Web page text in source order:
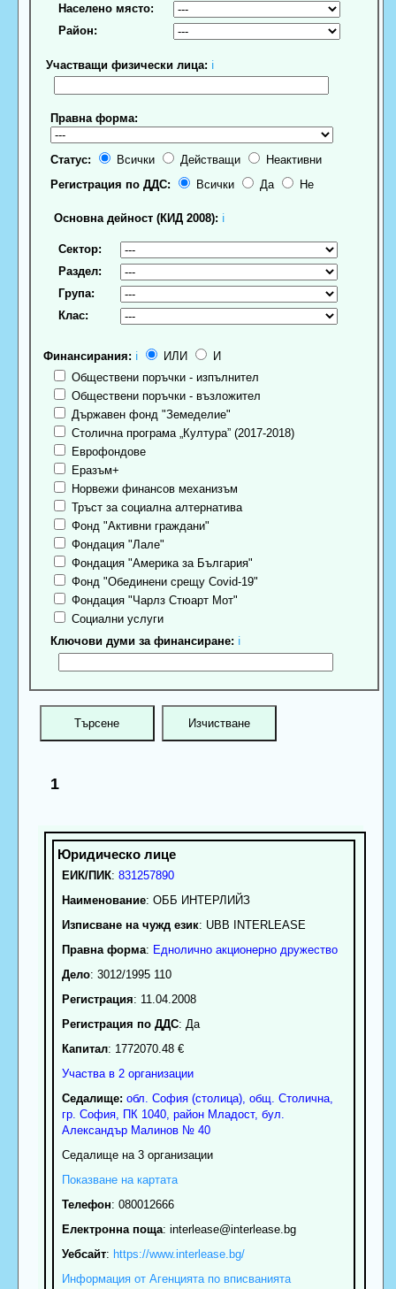
Населено място:
Район:
Участващи физически лица: ℹ
Правна форма:
Статус: Всички Действащи
Неактивни
Регистрация по ДДС:
Всички Да Не
Основна дейност (КИД 2008): ℹ
Сектор:
Раздел:
Група:
Клас:
Финансирания: ℹ ИЛИ
И
Обществени поръчки - изпълнител
Обществени поръчки - възложител
Държавен фонд "Земеделие"
Столична програма „Култура” (2017-2018)
Еврофондове
Еразъм+
Норвежи финансов механизъм
Тръст за социална алтернатива
Фонд "Активни граждани"
Фондация "Лале"
Фондация "Америка за България"
Фонд "Обединени срещу Covid-19"
Фондация "Чарлз Стюарт Мот"
Социални услуги
Ключови думи за финансиране: ℹ
1
ЕИК/ПИК: 831257890
Наименование: ОББ ИНТЕРЛИЙЗ
Изписване на чужд език: UBB INTERLEASE
Правна форма: Еднолично акционерно дружество
Дело: 3012/1995 110
Регистрация: 11.04.2008
Регистрация по ДДС: Да
Капитал: 1772070.48 €
Участва в 2 организации
Седалище: обл. София (столица), общ. Столична,
гр. София, ПК 1040, район Младост, бул.
Александър Малинов № 40
Седалище на 3 организации
Показване на картата
Телефон: 080012666
Електронна поща: interlease@interlease.bg
Уебсайт: https://www.interlease.bg/
Информация от Агенцията по вписванията